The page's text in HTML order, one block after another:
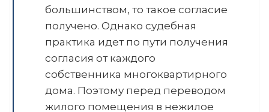
большинством, то такое согласие
получено. Однако судебная
практика идет по пути получения
согласия от каждого
собственника многоквартирного
дома. Поэтому перед переводом
жилого помещения в нежилое